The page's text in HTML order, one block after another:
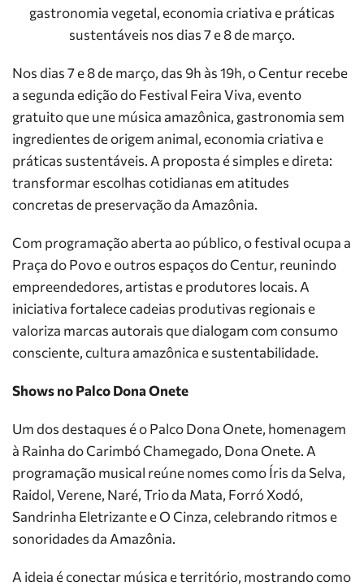
gastronomia vegetal, economia criativa e práticas
sustentáveis nos dias 7 e 8 de março.
Nos dias 7 e 8 de março, das 9h às 19h, o Centur recebe
a segunda edição do Festival Feira Viva, evento
gratuito que une música amazônica, gastronomia sem
ingredientes de origem animal, economia criativa e
práticas sustentáveis. A proposta é simples e direta:
transformar escolhas cotidianas em atitudes
concretas de preservação da Amazônia.
Com programação aberta ao público, o festival ocupa a
Praça do Povo e outros espaços do Centur, reunindo
empreendedores, artistas e produtores locais. A
iniciativa fortalece cadeias produtivas regionais e
valoriza marcas autorais que dialogam com consumo
consciente, cultura amazônica e sustentabilidade.
Shows no Palco Dona Onete
Um dos destaques é o Palco Dona Onete, homenagem
à Rainha do Carimbó Chamegado, Dona Onete. A
programação musical reúne nomes como Íris da Selva,
Raidol, Verene, Naré, Trio da Mata, Forró Xodó,
Sandrinha Eletrizante e O Cinza, celebrando ritmos e
sonoridades da Amazônia.
A ideia é conectar música e território, mostrando como